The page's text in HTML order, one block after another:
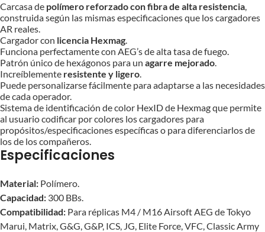
Carcasa de polímero reforzado con fibra de alta resistencia,
construida según las mismas especificaciones que los cargadores
AR reales.
Cargador con licencia Hexmag.
Funciona perfectamente con AEG’s de alta tasa de fuego.
Patrón único de hexágonos para un agarre mejorado.
Increíblemente resistente y ligero.
Puede personalizarse fácilmente para adaptarse a las necesidades
de cada operador.
Sistema de identificación de color HexID de Hexmag que permite
al usuario codificar por colores los cargadores para
propósitos/especificaciones específicas o para diferenciarlos de
los de los compañeros.
Especificaciones
Material: Polímero.
Capacidad: 300 BBs.
Compatibilidad: Para réplicas M4 / M16 Airsoft AEG de Tokyo
Marui, Matrix, G&G, G&P, ICS, JG, Elite Force, VFC, Classic Army